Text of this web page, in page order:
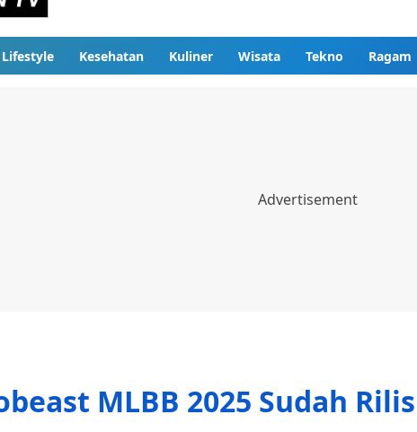
Lifestyle Kesehatan Kuliner Wisata Tekno Ragam
MLBB 2025 Sudah Rilis